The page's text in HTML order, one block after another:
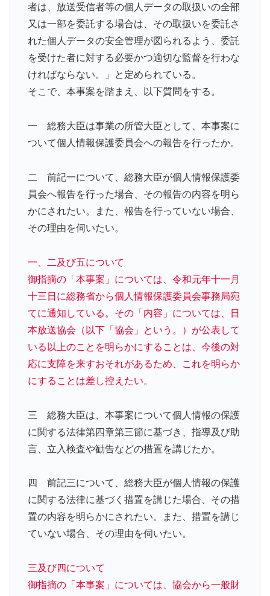
者は、放送受信者等の個人データの取扱いの全部
又は一部を委託する場合は、その取扱いを委託さ
れた個人データの安全管理が図られるよう、委託
を受けた者に対する必要かつ適切な監督を行わな
ければならない。」と定められている。
そこで、本事案を踏まえ、以下質問をする。
一 総務大臣は事業の所管大臣として、本事案に
ついて個人情報保護委員会への報告を行ったか。
二 前記一について、総務大臣が個人情報保護委
員会へ報告を行った場合、その報告の内容を明ら
かにされたい。また、報告を行っていない場合、
その理由を伺いたい。
一、二及び五について
御指摘の「本事案」については、令和元年十一月
十三日に総務省から個人情報保護委員会事務局宛
てに通知している。その「内容」については、日
本放送協会（以下「協会」という。）が公表して
いる以上のことを明らかにすることは、今後の対
応に支障を来すおそれがあるため、これを明らか
にすることは差し控えたい。
三 総務大臣は、本事案について個人情報の保護
に関する法律第四章第三節に基づき、指導及び助
言、立入検査や勧告などの措置を講じたか。
四 前記三について、総務大臣が個人情報の保護
に関する法律に基づく措置を講じた場合、その措
置の内容を明らかにされたい。また、措置を講じ
ていない場合、その理由を伺いたい。
三及び四について
御指摘の「本事案」については、協会から一般財